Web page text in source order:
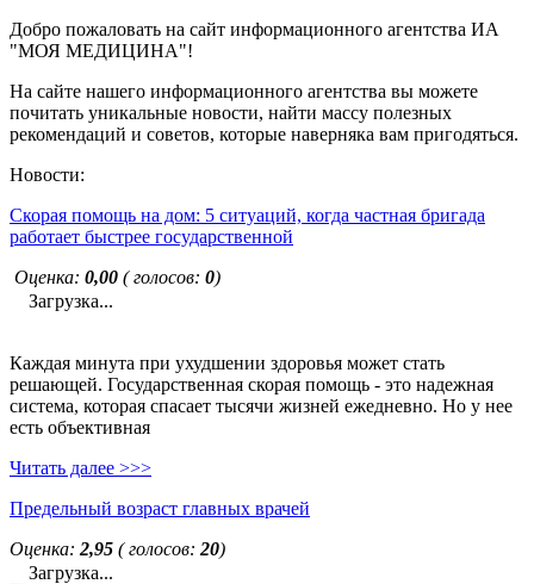
Добро пожаловать на сайт информационного агентства ИА
"МОЯ МЕДИЦИНА"!
На сайте нашего информационного агентства вы можете
почитать уникальные новости, найти массу полезных
рекомендаций и советов, которые наверняка вам пригодяться.
Новости:
Скорая помощь на дом: 5 ситуаций, когда частная бригада
работает быстрее государственной
Оценка: 0,00 ( голосов: 0)
Загрузка...
Каждая минута при ухудшении здоровья может стать
решающей. Государственная скорая помощь - это надежная
система, которая спасает тысячи жизней ежедневно. Но у нее
есть объективная
Читать далее >>>
Предельный возраст главных врачей
Оценка: 2,95 ( голосов: 20)
Загрузка...